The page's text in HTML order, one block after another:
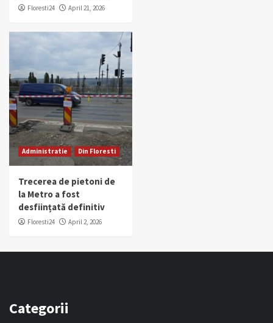
Floresti24 April 21, 2026
Administratie Din Floresti
Trecerea de pietoni de
la Metro a fost
desființată definitiv
Floresti24 April 2, 2026
Categorii